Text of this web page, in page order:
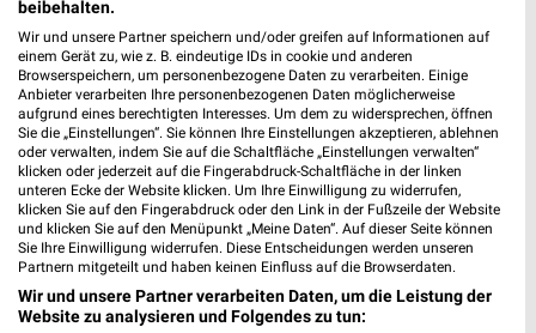
Jetzt alle "Angebote ab Donnerstag" Themen entdecken!
MEHR PROSPEKTE
beibehalten.
Wir und unsere Partner speichern und/oder greifen auf Informationen auf
einem Gerät zu, wie z. B. eindeutige IDs in cookie und anderen
Browserspeichern, um personenbezogene Daten zu verarbeiten. Einige
Anbieter verarbeiten Ihre personenbezogenen Daten möglicherweise
aufgrund eines berechtigten Interesses. Um dem zu widersprechen, öffnen
Sie die „Einstellungen“. Sie können Ihre Einstellungen akzeptieren, ablehnen
oder verwalten, indem Sie auf die Schaltfläche „Einstellungen verwalten“
klicken oder jederzeit auf die Fingerabdruck-Schaltfläche in der linken
unteren Ecke der Website klicken. Um Ihre Einwilligung zu widerrufen,
klicken Sie auf den Fingerabdruck oder den Link in der Fußzeile der Website
und klicken Sie auf den Menüpunkt „Meine Daten“. Auf dieser Seite können
Sie Ihre Einwilligung widerrufen. Diese Entscheidungen werden unseren
Partnern mitgeteilt und haben keinen Einfluss auf die Browserdaten.
Wir und unsere Partner verarbeiten Daten, um die Leistung der
Website zu analysieren und Folgendes zu tun: